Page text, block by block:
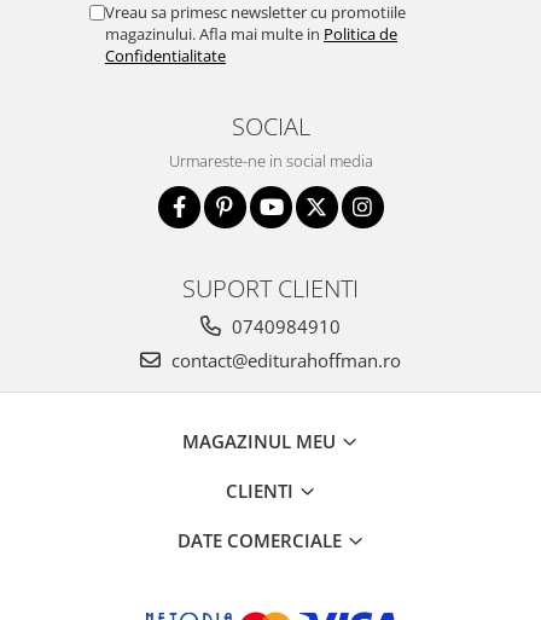
Vreau sa primesc newsletter cu promotiile
magazinului. Afla mai multe in Politica de
Confidentialitate
SOCIAL
Urmareste-ne in social media
SUPORT CLIENTI
0740984910
contact@editurahoffman.ro
MAGAZINUL MEU
CLIENTI
DATE COMERCIALE